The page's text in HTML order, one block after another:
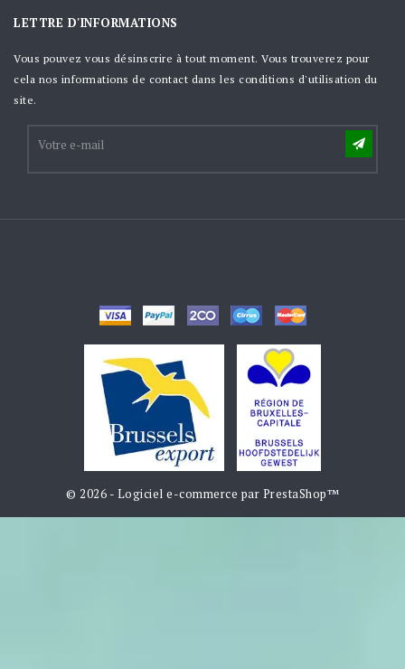
LETTRE D'INFORMATIONS
Vous pouvez vous désinscrire à tout moment. Vous trouverez pour
cela nos informations de contact dans les conditions d'utilisation du
site.
© 2026 - Logiciel e-commerce par PrestaShop™